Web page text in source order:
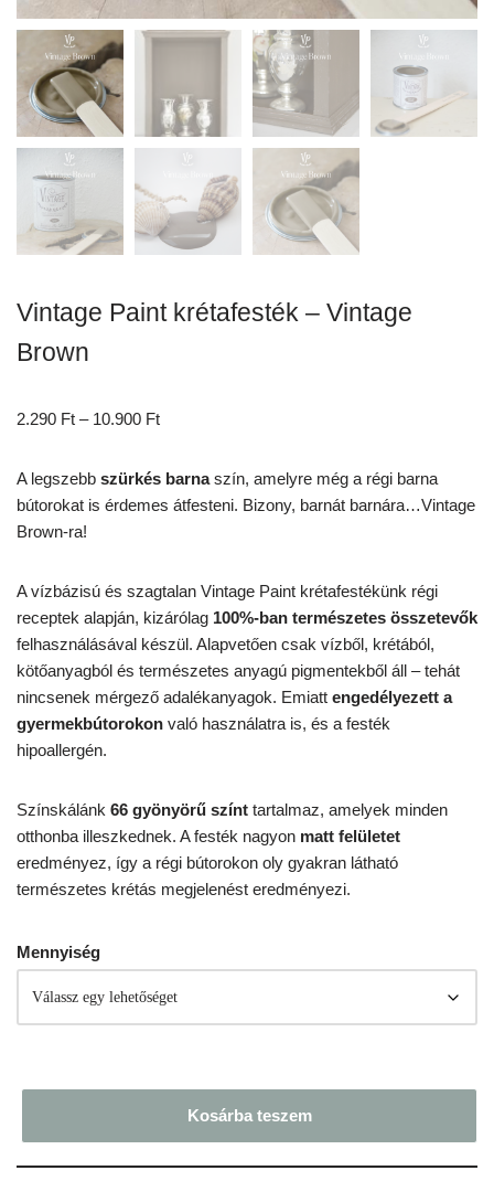
Vintage Paint krétafesték – Vintage
Brown
2.290 Ft – 10.900 Ft
A legszebb szürkés barnaszín, amelyre még a régi barna
bútorokat is érdemes átfesteni. Bizony, barnát barnára…Vintage
Brown-ra!
A vízbázisú és szagtalan Vintage Paint krétafestékünk régi
receptek alapján, kizárólag 100%-ban természetes összetevők
felhasználásával készül. Alapvetően csak vízből, krétából,
kötőanyagból és természetes anyagú pigmentekből áll – tehát
nincsenek mérgező adalékanyagok. Emiatt engedélyezett a
gyermekbútorokon való használatra is, és a festék
hipoallergén.
Színskálánk 66 gyönyörű színt tartalmaz, amelyek minden
otthonba illeszkednek. A festék nagyon matt felületet
eredményez, így a régi bútorokon oly gyakran látható
természetes krétás megjelenést eredményezi.
Mennyiség
Kosárba teszem